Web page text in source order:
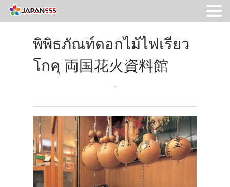
พิพิธภัณท์ดอกไม้ไฟเรียว
โกคุ 両国花火資料館